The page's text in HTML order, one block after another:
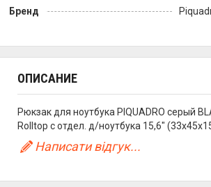
Бренд
ОПИСАНИЕ
Рюкзак для ноутбука PIQUADRO серый
Rolltop с отдел. д/ноутбука 15,6"
Написати відгук...